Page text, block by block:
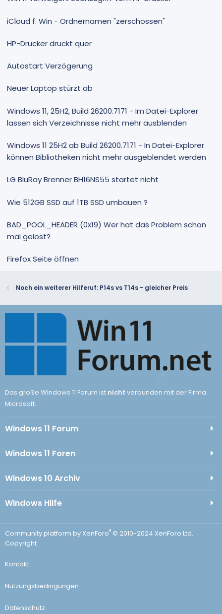
iCloud f. Win - Ordnernamen "zerschossen"
HP-Drucker druckt quer
Autostart Verzögerung
Neuer Laptop stürzt ab
Windows 11, 25H2, Build 26200.7171 - Im Datei-Explorer
lassen sich Verzeichnisse nicht mehr ausblenden
Windows 11 25H2 ab Build 26200.7171 - In Datei-Explorer
können Bibliotheken nicht mehr ausgeblendet werden
LG BluRay Brenner BH16NS55 startet nicht
Wie 512GB SSD auf 1TB SSD umbauen ?
BAD_POOL_HEADER (0x19) Wer hat das Problem schon
mal gelöst?
Firefox Seite öffnen
Noch ein weiterer Hilferuf: P14s vs T14s - gleicher Preis
Das große Windows 11 Forum ist nicht verbunden mit der Firma
Microsoft.
Windows 11 Forum
Windows 11 Foren
Windows 10 Archiv
Windows Hilfe
Community platform by XenForo® © 2010-2024 XenForo Ltd.
Copyright
Kontakt
Nutzungsbedingungen
Datenschutz